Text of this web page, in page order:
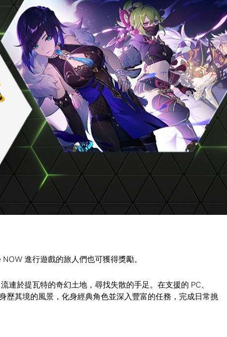
家
PC 版遊戲，像是《原神》或本週的 Epic Games Store 免費遊
GeForce NOW幾乎可以將任何 Mac 變成高階遊戲主機，以完
Air、iMac 和 Mac Mini 串流。
PC 版本，不必擔心有什麼內容被移轉到 Mac。由於原生 PC
放心升級使用最新的 Apple 硬體。
商店同步，方便會員在 Mac 和其他支援的裝置上暢玩遊戲，
所以你可以暢玩最新內容，例如《動物園之星：保育包(Planet
Developments 終極動物園模擬遊戲的最新 DLC。
驗的感受。
進行遊戲的旅人們也可獲得獎勵。
連於提瓦特的奇幻土地，尋找失散的手足。在支援的 PC、
歷其境的風景，化身經典角色並深入豐富的任務，完成日常挑